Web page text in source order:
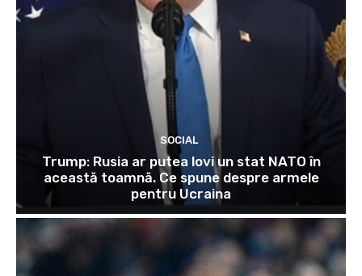
SOCIAL
Trump: Rusia ar putea lovi un stat NATO în
această toamnă. Ce spune despre armele
pentru Ucraina